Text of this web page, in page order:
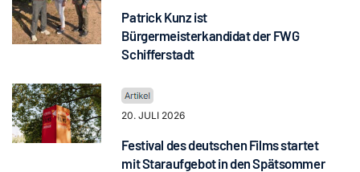
Patrick Kunz ist
Bürgermeisterkandidat der FWG
Schifferstadt
20. JULI 2026
Festival des deutschen Films startet
mit Staraufgebot in den Spätsommer